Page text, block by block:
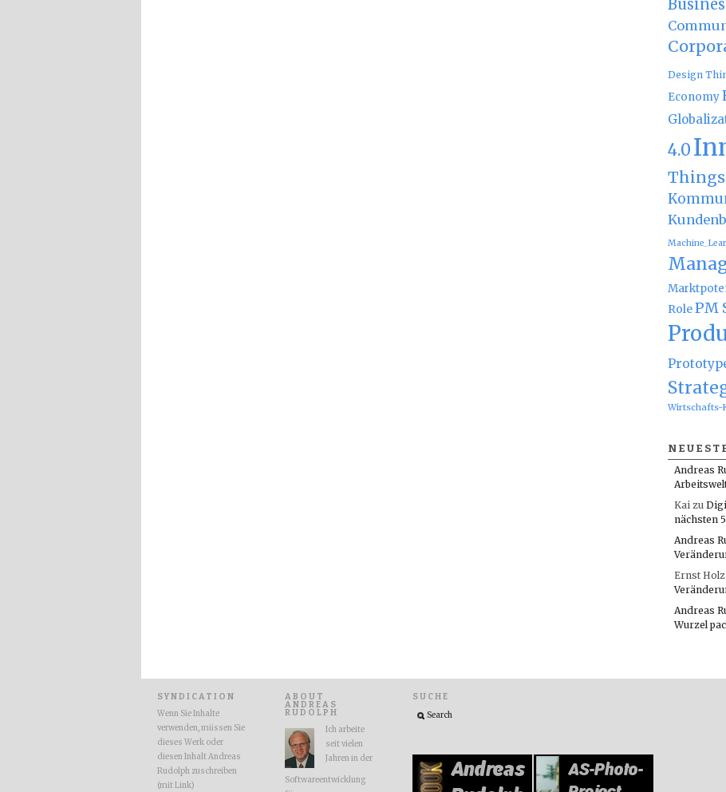
Design
Economy
4.0
Things
RolePM
Wirtschafts-
Andreas
Kai zu
nächsten
Andreas
Ernst
Andreas
Wurzel
SYNDICATION
Wenn Sie Inhalte
verwenden, müssen Sie
dieses Werk oder
diesen Inhalt Andreas
Rudolph zuschreiben
(mit Link)
ABOUT
ANDREAS
RUDOLPH
Ich arbeite
seit vielen
Jahren in der
Softwareentwicklung
SUCHE